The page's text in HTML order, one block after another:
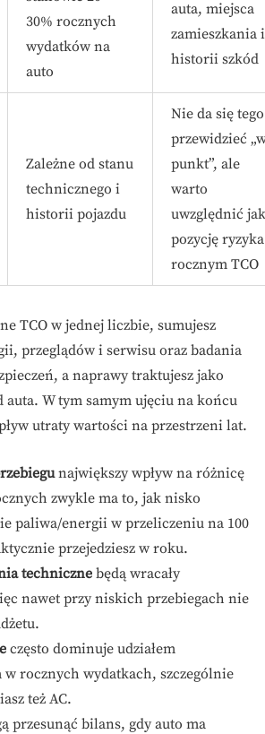
30% rocznych
wydatków na
auto
auta, miejsca
zamieszkania i
historii szkód
Zależne od stanu
technicznego i
historii pojazdu
Nie da się tego
przewidzieć
punkt”, ale
warto
uwzględnić
pozycję
rocznym TCO
TCO w jednej liczbie, sumujesz
przeglądów i serwisu oraz badania
a naprawy traktujesz jako
auta. W tym samym ujęciu na końcu
utraty wartości na przestrzeni lat.
największy wpływ na różnicę
zwykle ma to, jak nisko
paliwa/energii w przeliczeniu na 100
przejedziesz w roku.
techniczne będą wracały
nawet przy niskich przebiegach nie
często dominuje udziałem
rocznych wydatkach, szczególnie
też AC.
przesunąć bilans, gdy auto ma